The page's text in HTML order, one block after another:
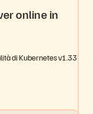
online in
di Kubernetes v1.33